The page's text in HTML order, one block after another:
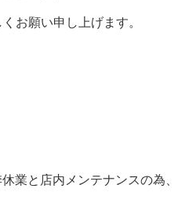
お願い申し上げます。
業と店内メンテナンスの為、